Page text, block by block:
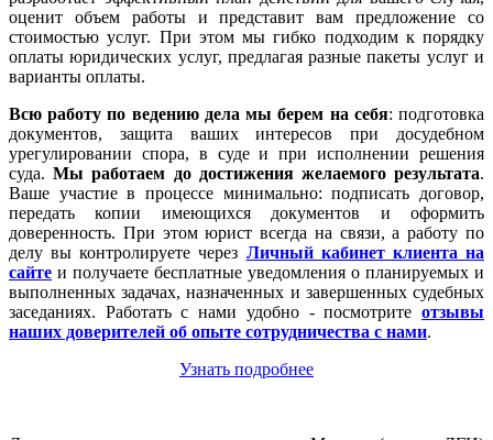
оценит объем работы и представит вам предложение со
стоимостью услуг. При этом мы гибко подходим к порядку
оплаты юридических услуг, предлагая разные пакеты услуг и
варианты оплаты.
Всю работу по ведению дела мы берем на себя: подготовка
документов, защита ваших интересов при досудебном
урегулировании спора, в суде и при исполнении решения
суда.Мы работаем до достижения желаемого результата.
Ваше участие в процессе минимально: подписать договор,
передать копии имеющихся документов и оформить
доверенность. При этом юрист всегда на связи, а работу по
делу вы контролируете через Личный кабинет клиента на
сайте и получаете бесплатные уведомления о планируемых и
выполненных задачах, назначенных и завершенных судебных
заседаниях. Работать с нами удобно - посмотрите отзывы
наших доверителей об опыте сотрудничества с нами.
Узнать подробнее